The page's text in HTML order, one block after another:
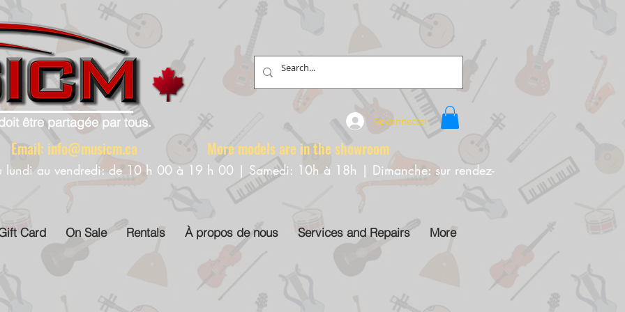
être partagée par tous. Se connecter
Email: info@musicm.ca More models are in the showroom
lundi au vendredi: de 10 h 00 à 19 h 00 | Samedi: 10h à 18h | Dimanche: sur rendez-
Card On Sale Rentals À propos de nous Services and Repairs More